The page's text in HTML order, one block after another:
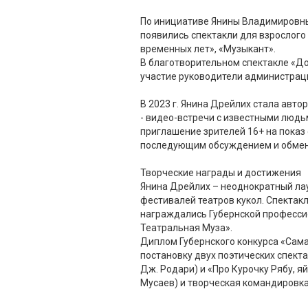
По инициативе Янины
появились спектакли для
временных лет», «Музыкант».
В благотворительном спектакле
участие руководители
В 2023 г. Янина Дрейлих стала
- видео-встречи с известными
приглашение зрителей 16+ на
последующим обсуждением и
Творческие награды и достижения
Янина Дрейлих – неоднократный
фестивалей театров кукол.
награждались Губернской
Театральная Муза».
Диплом Губернского конкурса
постановку двух поэтических
Дж. Родари) и «Про Курочку Рябу,
Мусаев) и творческая